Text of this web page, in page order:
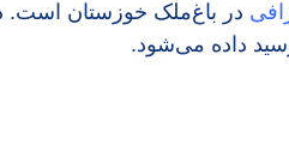
در باغ‌ملک خوزستان است.
داده می‌شود.